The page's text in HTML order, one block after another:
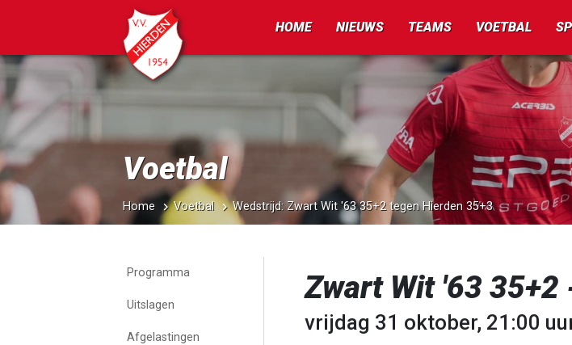
HOME NIEUWS TEAMS VOETBAL
Voetbal
Home Voetbal Wedstrijd: Zwart Wit '63 35+2 tegen Hierden 35+3
Programma
Uitslagen
Afgelastingen
Zwart Wit '63 35+2
vrijdag 31 oktober, 21:00